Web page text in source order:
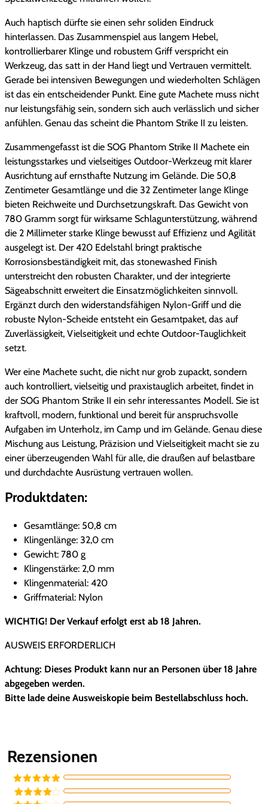
Auch haptisch dürfte sie einen sehr soliden Eindruck
hinterlassen. Das Zusammenspiel aus langem Hebel,
kontrollierbarer Klinge und robustem Griff verspricht ein
Werkzeug, das satt in der Hand liegt und Vertrauen vermittelt.
Gerade bei intensiven Bewegungen und wiederholten Schlägen
ist das ein entscheidender Punkt. Eine gute Machete muss nicht
nur leistungsfähig sein, sondern sich auch verlässlich und sicher
anfühlen. Genau das scheint die Phantom Strike II zu leisten.
Zusammengefasst ist die SOG Phantom Strike II Machete ein
leistungsstarkes und vielseitiges Outdoor-Werkzeug mit klarer
Ausrichtung auf ernsthafte Nutzung im Gelände. Die 50,8
Zentimeter Gesamtlänge und die 32 Zentimeter lange Klinge
bieten Reichweite und Durchsetzungskraft. Das Gewicht von
780 Gramm sorgt für wirksame Schlagunterstützung, während
die 2 Millimeter starke Klinge bewusst auf Effizienz und Agilität
ausgelegt ist. Der 420 Edelstahl bringt praktische
Korrosionsbeständigkeit mit, das stonewashed Finish
unterstreicht den robusten Charakter, und der integrierte
Sägeabschnitt erweitert die Einsatzmöglichkeiten sinnvoll.
Ergänzt durch den widerstandsfähigen Nylon-Griff und die
robuste Nylon-Scheide entsteht ein Gesamtpaket, das auf
Zuverlässigkeit, Vielseitigkeit und echte Outdoor-Tauglichkeit
setzt.
Wer eine Machete sucht, die nicht nur grob zupackt, sondern
auch kontrolliert, vielseitig und praxistauglich arbeitet, findet in
der SOG Phantom Strike II ein sehr interessantes Modell. Sie ist
kraftvoll, modern, funktional und bereit für anspruchsvolle
Aufgaben im Unterholz, im Camp und im Gelände. Genau diese
Mischung aus Leistung, Präzision und Vielseitigkeit macht sie zu
einer überzeugenden Wahl für alle, die draußen auf belastbare
und durchdachte Ausrüstung vertrauen wollen.
Produktdaten:
Gesamtlänge: 50,8 cm
Klingenlänge: 32,0 cm
Gewicht: 780 g
Klingenstärke: 2,0 mm
Klingenmaterial: 420
Griffmaterial: Nylon
WICHTIG! Der Verkauf erfolgt erst ab 18 Jahren.
AUSWEIS ERFORDERLICH
Achtung: Dieses Produkt kann nur an Personen über 18 Jahre
abgegeben werden.
Bitte lade deine Ausweiskopie beim Bestellabschluss hoch.
Rezensionen
Bewertet mit
5von 5